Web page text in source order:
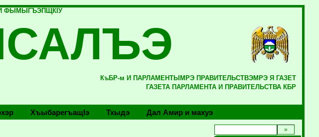
ФЫМЫГЪЭПЩКIУ
КъБР-м И ПАРЛАМЕНТЫМРЭ ПРАВИТЕЛЬСТВЭМРЭ Я ГАЗЕТ
ГАЗЕТА ПАРЛАМЕНТА И ПРАВИТЕЛЬСТВА КБР
Хъыбарегъащlэ Тхыдэ Дал Амир и махуэ